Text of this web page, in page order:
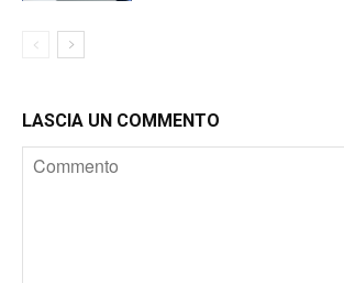
LASCIA UN COMMENTO